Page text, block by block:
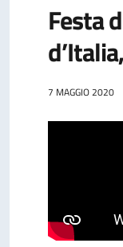
Festa
7 MAGGIO 2020